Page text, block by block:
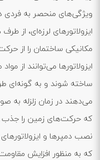
ویژگی‌های منحصر به فردی
ایزولاتورهای لرزه‌ای، از
مکانیکی ساختمان را از
ایزولاتورها می‌توانند از
ساخته شوند و به گونه‌ای
می‌دهند در زمان زلزله به
که حرکت‌های زمین را جذب
نصب دمپرها و
که به منظور افزایش مقاومت